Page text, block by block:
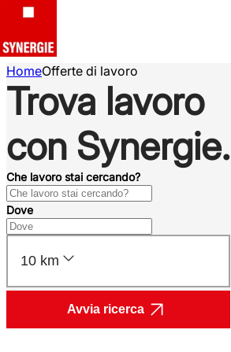
HomeOfferte di lavoro
Trova lavoro
con Synergie.
Che lavoro stai cercando?
Dove
10 km
Avvia ricerca